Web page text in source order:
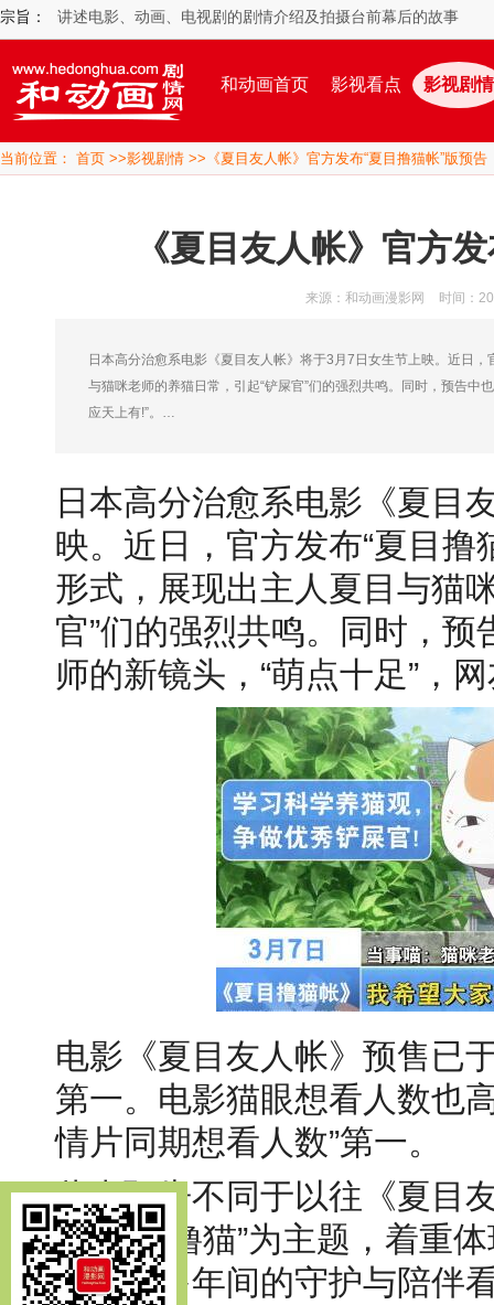
宗旨： 讲述电影、动画、电视剧的剧情介绍及拍摄台前幕后的故事
和动画首页 影视看点 影视剧情
当前位置： 首页 >>影视剧情 >>《夏目友人帐》官方发布“夏目撸猫帐”版预告
《夏目友人帐》官方
来源：和动画漫影网 时间：
日本高分治愈系电影《夏目友人帐》将于3月7日女生节上映。近日
与猫咪老师的养猫日常，引起“铲屎官”们的强烈共鸣。同时，预告中
应天上有!”。…
日本高分治愈系电影《夏目
映。近日，官方发布“夏目
形式，展现出主人夏目与猫
官”们的强烈共鸣。同时，
师的新镜头，“萌点十足”，
电影《夏目友人帐》预售已
第一。电影猫眼想看人数也
情片同期想看人数”第一。
此支预告不同于以往《夏目
以“科学撸猫”为主题，着重
咪老师多年间的守护与陪伴